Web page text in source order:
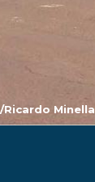
Ricardo Minella